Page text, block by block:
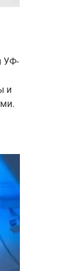
УФ-
и